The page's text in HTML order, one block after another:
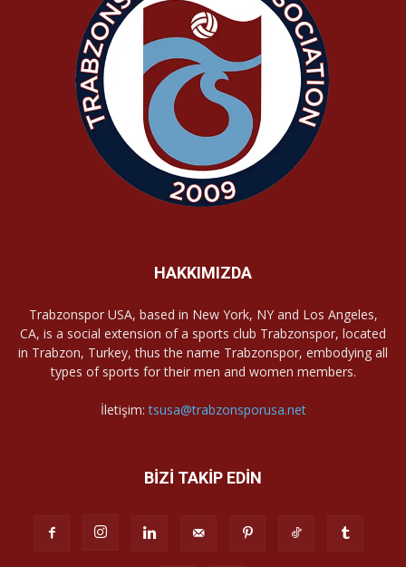
HAKKIMIZDA
Trabzonspor USA, based in New York, NY and Los Angeles,
CA, is a social extension of a sports club Trabzonspor, located
in Trabzon, Turkey, thus the name Trabzonspor, embodying all
types of sports for their men and women members.
İletişim:tsusa@trabzonsporusa.net
BİZİ TAKİP EDİN